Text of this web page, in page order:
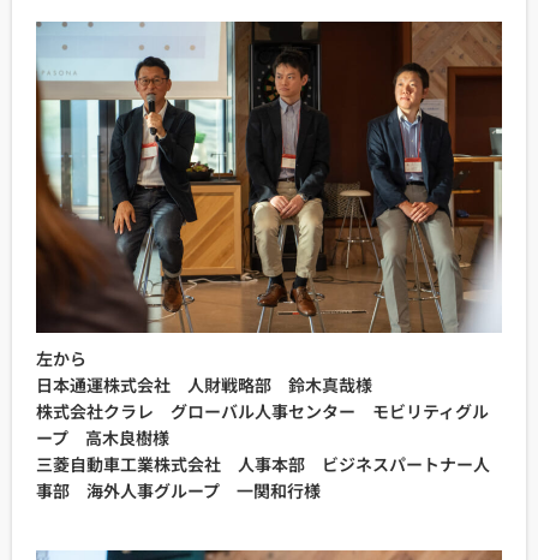
左から
日本通運株式会社 人財戦略部 鈴木真哉様
株式会社クラレ グローバル人事センター モビリティグル
ープ 高木良樹様
三菱自動車工業株式会社 人事本部 ビジネスパートナー人
事部 海外人事グループ 一関和行様